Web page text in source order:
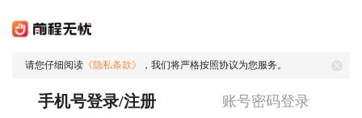
请您仔细阅读 《隐私条款》 ，我们将严格按照协议为您服务。
手机号登录/注册 账号密码登录